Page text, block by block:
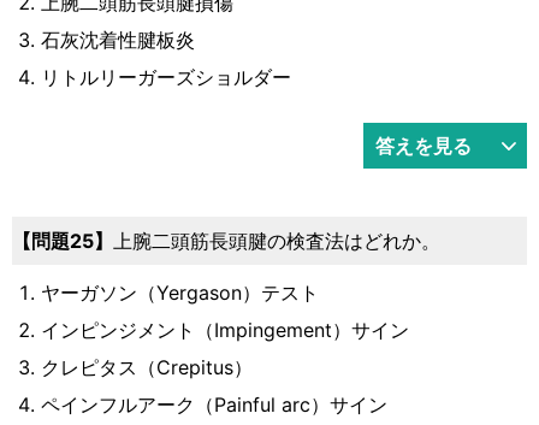
石灰沈着性腱板炎
リトルリーガーズショルダー
答えを見る
25 上腕二頭筋長頭腱の検査法はどれか。
ヤーガソン（Yergason）テスト
インピンジメント（Impingement）サイン
クレピタス（Crepitus）
ペインフルアーク（Painful arc）サイン